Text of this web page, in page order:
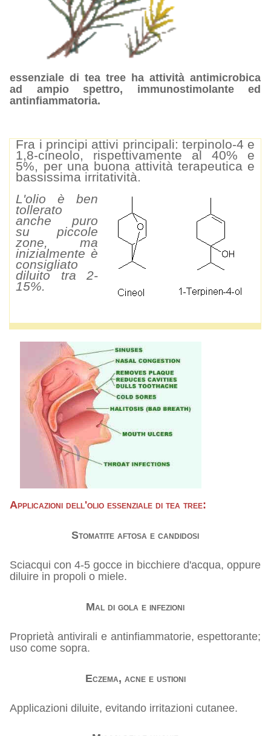
essenziale di tea tree ha attività antimicrobica
ad ampio spettro, immunostimolante ed
antinfiammatoria.
Fra i principi attivi principali: terpinolo-4 e
1,8-cineolo, rispettivamente al 40% e
5%, per una buona attività terapeutica e
bassissima irritatività.
L'olio è ben
tollerato
anche puro
su piccole
zone, ma
inizialmente è
consigliato
diluito tra 2-
15%.
Applicazioni dell'olio essenziale di tea tree:
Stomatite aftosa e candidosi
Sciacqui con 4-5 gocce in bicchiere d'acqua, oppure
diluire in propoli o miele.
Mal di gola e infezioni
Proprietà antivirali e antinfiammatorie, espettorante;
uso come sopra.
Eczema, acne e ustioni
Applicazioni diluite, evitando irritazioni cutanee.